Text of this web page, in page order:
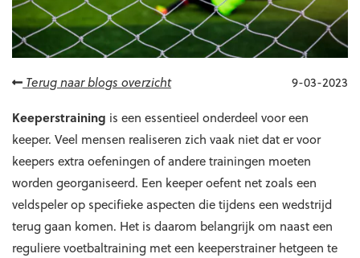
Terug naar blogs overzicht
9-03-2023
Keeperstraining is een essentieel onderdeel voor een
keeper. Veel mensen realiseren zich vaak niet dat er voor
keepers extra oefeningen of andere trainingen moeten
worden georganiseerd. Een keeper oefent net zoals een
veldspeler op specifieke aspecten die tijdens een wedstrijd
terug gaan komen. Het is daarom belangrijk om naast een
reguliere voetbaltraining met een keeperstrainer hetgeen te